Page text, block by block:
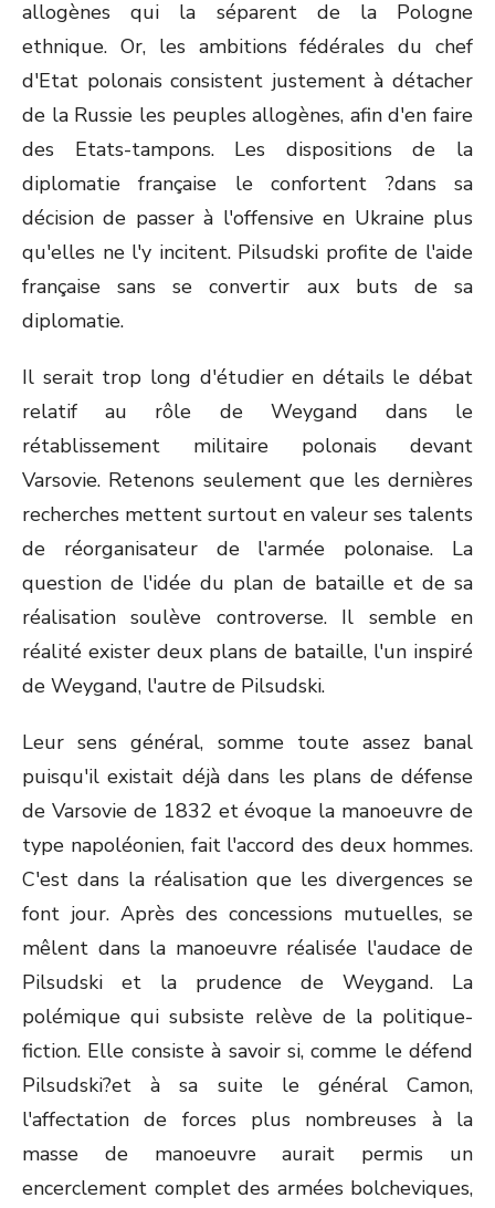
allogènes qui la séparent de la Pologne
ethnique. Or, les ambitions fédérales du chef
d'Etat polonais consistent justement à détacher
de la Russie les peuples allogènes, afin d'en faire
des Etats-tampons. Les dispositions de la
diplomatie française le confortent ?dans sa
décision de passer à l'offensive en Ukraine plus
qu'elles ne l'y incitent. Pilsudski profite de l'aide
française sans se convertir aux buts de sa
diplomatie.
Il serait trop long d'étudier en détails le débat
relatif au rôle de Weygand dans le
rétablissement militaire polonais devant
Varsovie. Retenons seulement que les dernières
recherches mettent surtout en valeur ses talents
de réorganisateur de l'armée polonaise. La
question de l'idée du plan de bataille et de sa
réalisation soulève controverse. Il semble en
réalité exister deux plans de bataille, l'un inspiré
de Weygand, l'autre de Pilsudski.
Leur sens général, somme toute assez banal
puisqu'il existait déjà dans les plans de défense
de Varsovie de 1832 et évoque la manoeuvre de
type napoléonien, fait l'accord des deux hommes.
C'est dans la réalisation que les divergences se
font jour. Après des concessions mutuelles, se
mêlent dans la manoeuvre réalisée l'audace de
Pilsudski et la prudence de Weygand. La
polémique qui subsiste relève de la politique-
fiction. Elle consiste à savoir si, comme le défend
Pilsudski?et à sa suite le général Camon,
l'affectation de forces plus nombreuses à la
masse de manoeuvre aurait permis un
encerclement complet des armées bolcheviques,